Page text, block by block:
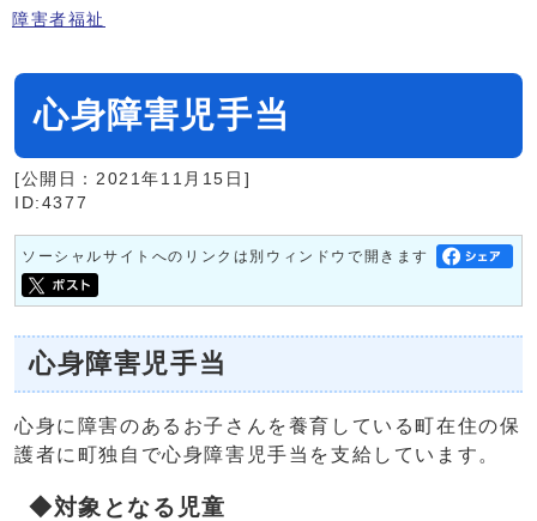
障害者福祉
心身障害児手当
[公開日：2021年11月15日]
ID:4377
ソーシャルサイトへのリンクは別ウィンドウで開きます
心身障害児手当
心身に障害のあるお子さんを養育している町在住の保
護者に町独自で心身障害児手当を支給しています。
◆対象となる児童